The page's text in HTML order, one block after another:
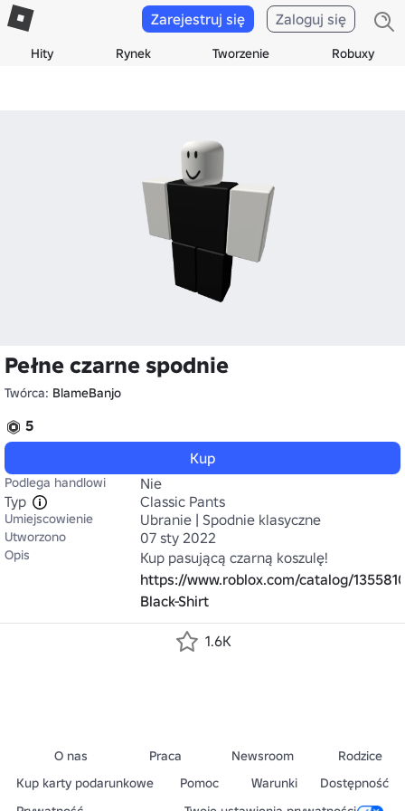
Hity Rynek Tworzenie Robuxy
Zarejestruj się Zaloguj się
Pełne czarne spodnie
Twórca: BlameBanjo
5
Kup
Podlega handlowi
Nie
Typ
Classic Pants
Umiejscowienie Ubranie | Spodnie klasyczne
Utworzono 07 sty 2022
Opis
https://www.roblox.com/catalog/
Black-Shirt
1.6K
O nas Praca Newsroom
Rodzice
Kup karty podarunkowe
Pomoc Warunki
Dostępność